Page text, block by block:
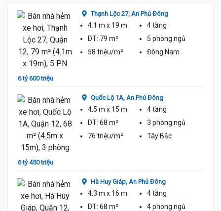
6 tỷ 600 triệu
Thạnh Lộc 27, An Phú Đông
4.1 m x 19 m
4 tầng
DT: 79 m² 5 phòng ngủ
58 triệu/m²
Đông Nam
6 tỷ 450 triệu
Quốc Lộ 1A, An Phú Đông
4.5 m x 15 m
4 tầng
DT: 68 m² 3 phòng ngủ
76 triệu/m²
Tây Bắc
Hà Huy Giáp, An Phú Đông
4.3 m x 16 m
4 tầng
DT: 68 m² 4 phòng ngủ